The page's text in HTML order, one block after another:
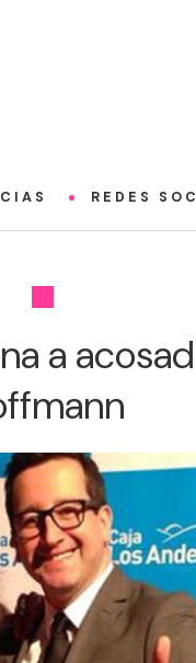
REDES
a